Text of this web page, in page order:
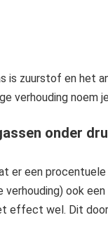
is zuurstof en het
verhouding noem
onder
er een
verhouding) ook
effect wel. Dit